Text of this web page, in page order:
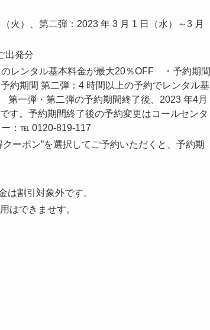
火）、第二弾：2023 年 3 月 1 日（水）～3 月
出発分
レンタル基本料金が最大20％OFF ・予約期間
約期間 第二弾：4 時間以上の予約でレンタル基
一弾・第二弾の予約期間終了後、2023 年4月
す。予約期間終了後の予約変更はコールセンタ
：℡ 0120-819-117
ーポン”を選択してご予約いただくと、予約期
割引対象外です。
はできませす。